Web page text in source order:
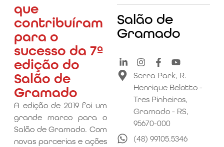
Salão de
Gramado
Serra Park, R.
Henrique Belotto -
Tres Pinheiros,
Gramado - RS,
95670-000
(48) 99105.5346
que
contribuíram
para o
sucesso da 7ª
edição do
Salão de
Gramado
A edição de 2019 foi um
grande marco para o
Salão de Gramado. Com
novas parcerias e ações